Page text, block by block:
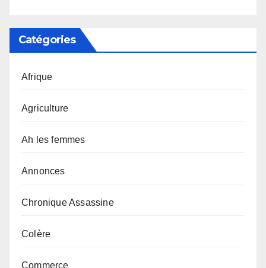
Catégories
Afrique
Agriculture
Ah les femmes
Annonces
Chronique Assassine
Colère
Commerce